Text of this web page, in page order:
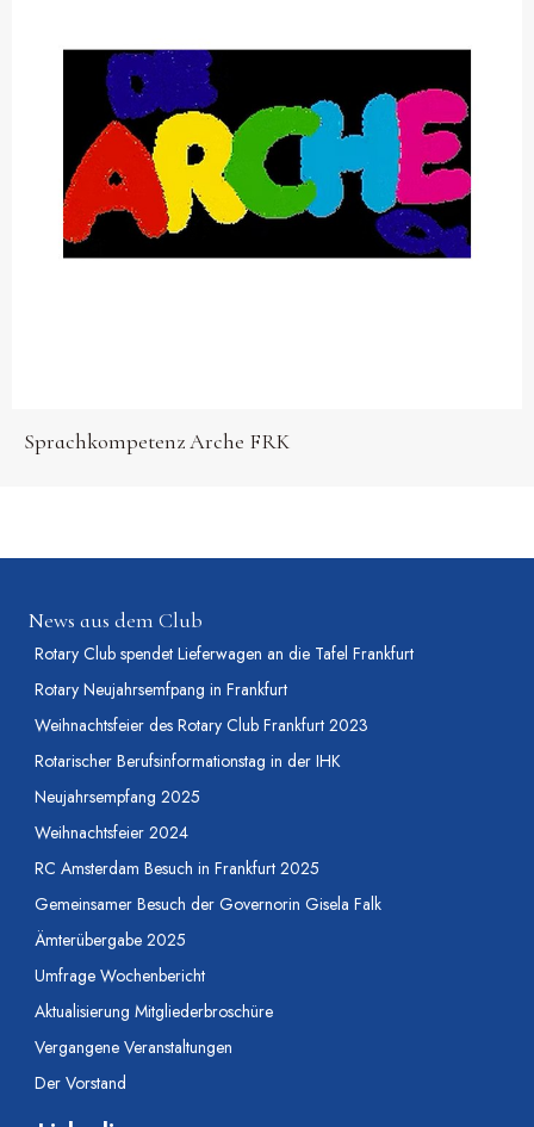
Sprachkompetenz Arche FRK
News aus dem Club
Rotary Club spendet Lieferwagen an die Tafel Frankfurt
Rotary Neujahrsemfpang in Frankfurt
Weihnachtsfeier des Rotary Club Frankfurt 2023
Rotarischer Berufsinformationstag in der IHK
Neujahrsempfang 2025
Weihnachtsfeier 2024
RC Amsterdam Besuch in Frankfurt 2025
Gemeinsamer Besuch der Governorin Gisela Falk
Ämterübergabe 2025
Umfrage Wochenbericht
Aktualisierung Mitgliederbroschüre
Vergangene Veranstaltungen
Der Vorstand